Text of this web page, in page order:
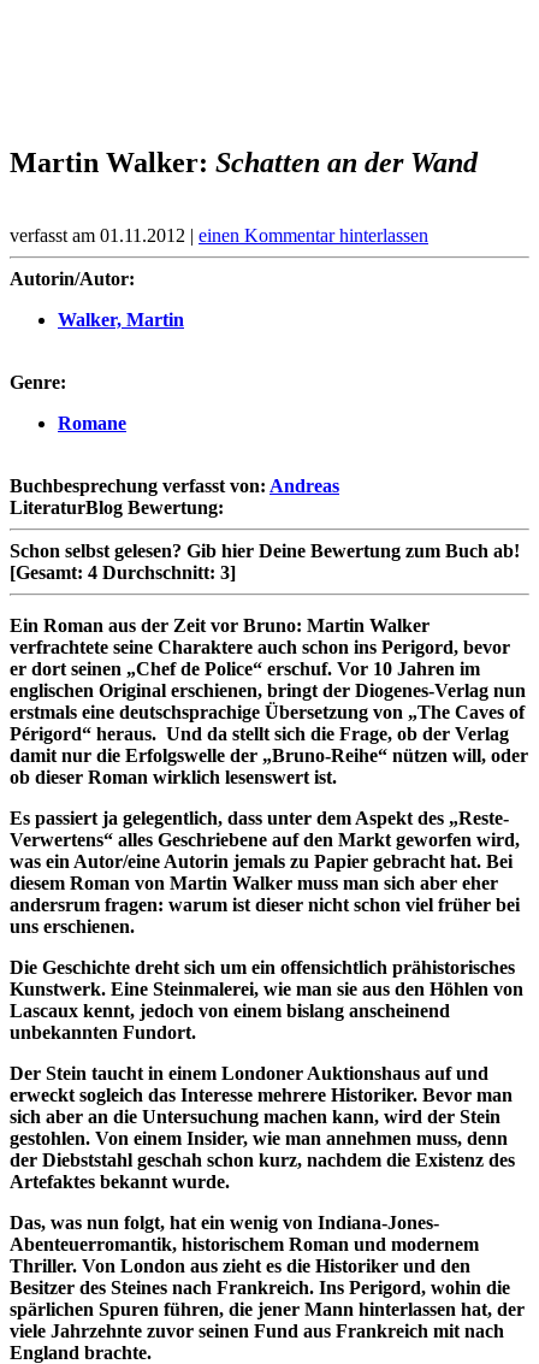
Martin Walker: Schatten an der Wand
verfasst am 01.11.2012 | einen Kommentar hinterlassen
Autorin/Autor:
Walker, Martin
Genre:
Romane
Buchbesprechung verfasst von: Andreas
LiteraturBlog Bewertung:
Schon selbst gelesen? Gib hier Deine Bewertung zum Buch ab!
[Gesamt: 4 Durchschnitt: 3]
Ein Roman aus der Zeit vor Bruno: Martin Walker
verfrachtete seine Charaktere auch schon ins Perigord, bevor
er dort seinen „Chef de Police“ erschuf. Vor 10 Jahren im
englischen Original erschienen, bringt der Diogenes-Verlag nun
erstmals eine deutschsprachige Übersetzung von „The Caves of
Périgord“ heraus. Und da stellt sich die Frage, ob der Verlag
damit nur die Erfolgswelle der „Bruno-Reihe“ nützen will, oder
ob dieser Roman wirklich lesenswert ist.
Es passiert ja gelegentlich, dass unter dem Aspekt des „Reste-
Verwertens“ alles Geschriebene auf den Markt geworfen wird,
was ein Autor/eine Autorin jemals zu Papier gebracht hat. Bei
diesem Roman von Martin Walker muss man sich aber eher
andersrum fragen: warum ist dieser nicht schon viel früher bei
uns erschienen.
Die Geschichte dreht sich um ein offensichtlich prähistorisches
Kunstwerk. Eine Steinmalerei, wie man sie aus den Höhlen von
Lascaux kennt, jedoch von einem bislang anscheinend
unbekannten Fundort.
Der Stein taucht in einem Londoner Auktionshaus auf und
erweckt sogleich das Interesse mehrere Historiker. Bevor man
sich aber an die Untersuchung machen kann, wird der Stein
gestohlen. Von einem Insider, wie man annehmen muss, denn
der Diebststahl geschah schon kurz, nachdem die Existenz des
Artefaktes bekannt wurde.
Das, was nun folgt, hat ein wenig von Indiana-Jones-
Abenteuerromantik, historischem Roman und modernem
Thriller. Von London aus zieht es die Historiker und den
Besitzer des Steines nach Frankreich. Ins Perigord, wohin die
spärlichen Spuren führen, die jener Mann hinterlassen hat, der
viele Jahrzehnte zuvor seinen Fund aus Frankreich mit nach
England brachte.